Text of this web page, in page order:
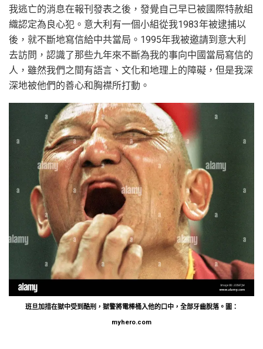
我逃亡的消息在報刊發表之後，發覺自己早已被國際特赦組
織認定為良心犯。意大利有一個小組從我1983年被逮捕以
後，就不斷地寫信給中共當局。1995年我被邀請到意大利
去訪問，認識了那些九年來不斷為我的事向中國當局寫信的
人，雖然我們之間有語言、文化和地理上的障礙，但是我深
深地被他們的善心和胸襟所打動。
班旦加措在獄中受到酷刑，獄警將電棒桶入他的口中，全部牙齒脫落。圖：
myhero.com